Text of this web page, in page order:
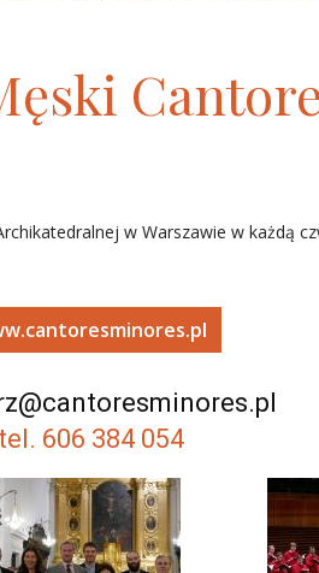
w Warszawie w każdą
tel. 606 384 054